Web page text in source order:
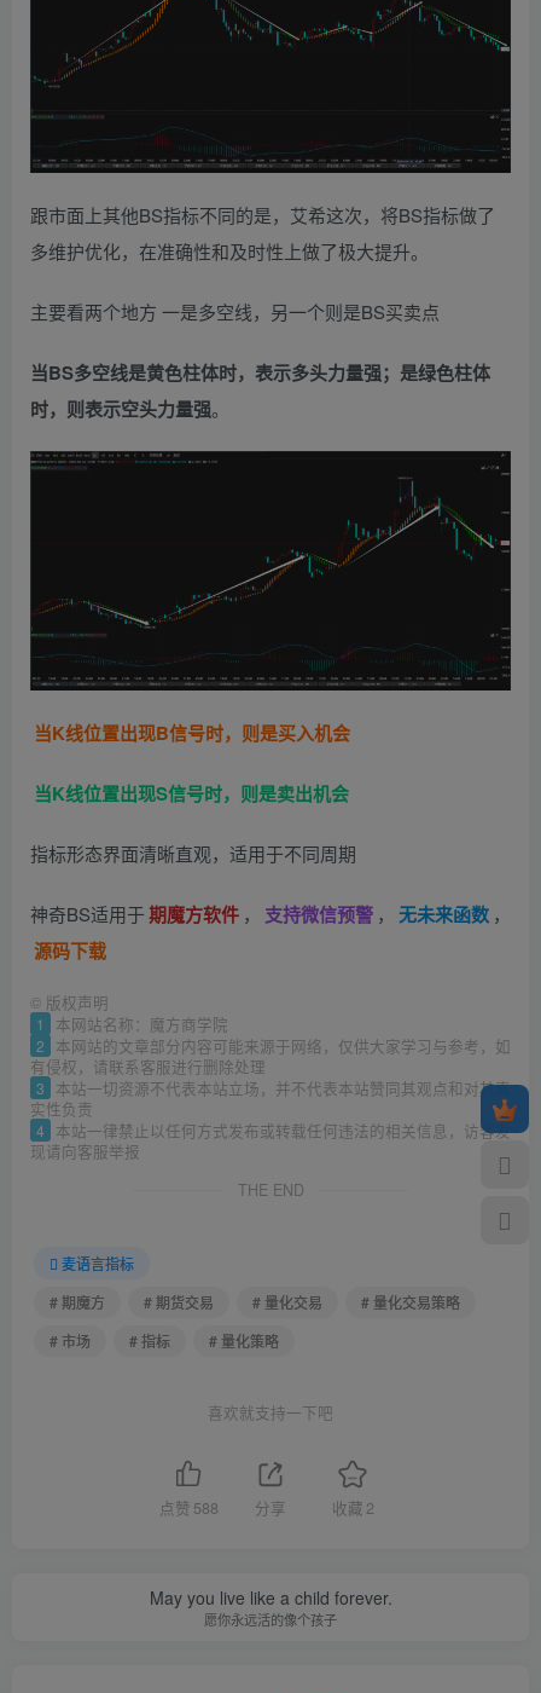
跟市面上其他BS指标不同的是，艾希这次，将BS指标做了
多维护优化，在准确性和及时性上做了极大提升。
主要看两个地方 一是多空线，另一个则是BS买卖点
当BS多空线是黄色柱体时，表示多头力量强；是绿色柱体
时，则表示空头力量强。
当K线位置出现B信号时，则是买入机会
当K线位置出现S信号时，则是卖出机会
指标形态界面清晰直观，适用于不同周期
神奇BS适用于期魔方软件 ， 支持微信预警 ， 无未来函数 ，
源码下载
© 版权声明
1 本网站名称：魔方商学院
2
本网站的文章部分内容可能来源于网络，仅供大家学习与参考，如
有侵权，请联系客服进行删除处理
3
本站一切资源不代表本站立场，并不代表本站赞同其观点和对其真
实性负责
4
本站一律禁止以任何方式发布或转载任何违法的相关信息，访客发
现请向客服举报
THE END
麦语言指标
# 期魔方
# 期货交易 # 量化交易
# 量化交易策略
# 市场
# 指标 # 量化策略
喜欢就支持一下吧
点赞 588 分享 收藏 2
May you live like a child forever.
愿你永远活的像个孩子